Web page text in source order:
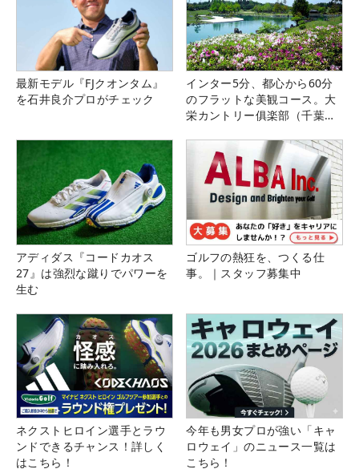
最新モデル『FJクオンタム』
を石井良介プロがチェック
インター5分、都心から60分
のフラットな美観コース。大
栄カントリー俱楽部（千葉
アディダス『コードカオス
27』は強烈な蹴りでパワーを
生む
ゴルフの熱狂を、つくる仕
事。｜スタッフ募集中
ネクストヒロイン選手とラウ
ンドできるチャンス！詳しく
はこちら！
今年も男女プロが強い「キャ
ロウェイ」のニュース一覧は
こちら！